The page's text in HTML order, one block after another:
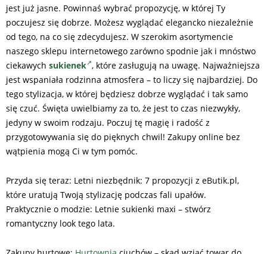
jest już jasne. Powinnaś wybrać propozycję, w której Ty
poczujesz się dobrze. Możesz wyglądać elegancko niezależnie
od tego, na co się zdecydujesz. W szerokim asortymencie
naszego sklepu internetowego zarówno spodnie jak i mnóstwo
ciekawych sukienek , które zasługują na uwagę. Najważniejsza
jest wspaniała rodzinna atmosfera – to liczy się najbardziej. Do
tego stylizacja, w której będziesz dobrze wyglądać i tak samo
się czuć. Święta uwielbiamy za to, że jest to czas niezwykły,
jedyny w swoim rodzaju. Poczuj tę magię i radość z
przygotowywania się do pięknych chwil! Zakupy online bez
wątpienia mogą Ci w tym pomóc.
Przyda się teraz: Letni niezbędnik: 7 propozycji z eButik.pl,
które uratują Twoją stylizację podczas fali upałów.
Praktycznie o modzie: Letnie sukienki maxi – stwórz
romantyczny look tego lata.